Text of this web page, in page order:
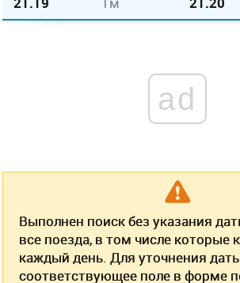
ad
Выполнен поиск без указания
все поезда, в том числе которые
каждый день. Для уточнения
соответствующее поле в форме